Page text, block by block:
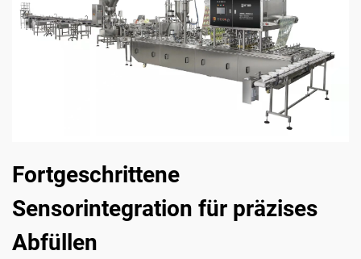
Fortgeschrittene
Sensorintegration für präzises
Abfüllen